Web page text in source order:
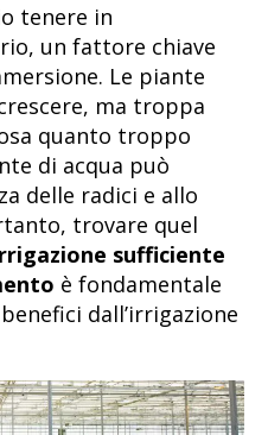
tenere in
un fattore chiave
Le piante
ma troppa
quanto troppo
di acqua può
delle radici e allo
trovare quel
sufficiente
è fondamentale
dall’irrigazione